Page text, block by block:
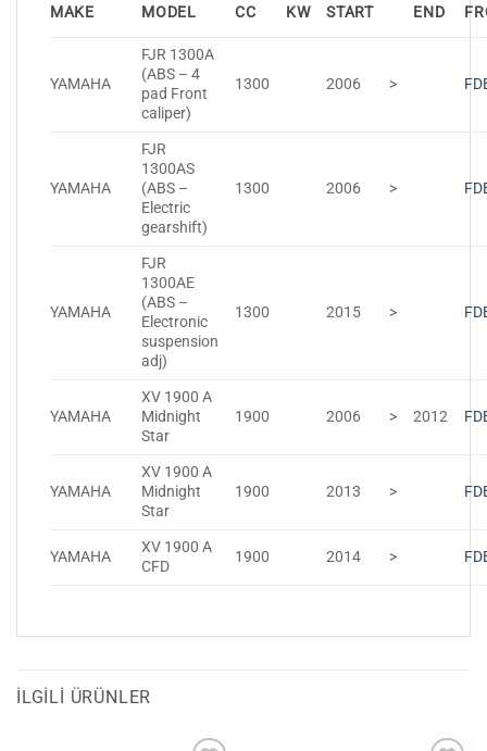
MAKE MODEL CC KW START END
YAMAHA
FJR 1300A
(ABS – 4
pad Front
caliper)
1300 2006 >
YAMAHA
FJR
1300AS
(ABS –
Electric
gearshift)
1300 2006 >
YAMAHA
FJR
1300AE
(ABS –
Electronic
suspension
adj)
1300 2015 >
YAMAHA
XV 1900 A
Midnight
Star
1900 2006 > 2012
YAMAHA
XV 1900 A
Midnight
Star
1900 2013 >
YAMAHA
XV 1900 A
CFD
1900 2014 >
İLGILI ÜRÜNLER